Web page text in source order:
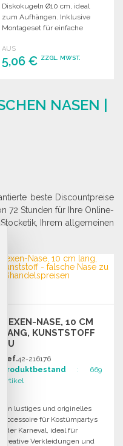
Diskokugeln Ø10 cm, ideal
zum Aufhängen. Inklusive
Montageset für einfache
AUS
5,06 € ZZGL. MWST.
Angebot anfordern
NASEN |
beste Discountpreise
72 Stunden für Ihre Online-
Ihrem allgemeinen
HEXEN-NASE, 10 CM
LANG, KUNSTSTOFF
ZU
GROSSHANDELSPREISEN
Ref.42-216176
Produktbestand : 669
Artikel
Ein lustiges und originelles
Accessoire für Kostümpartys
oder Karneval, ideal für
kreative Verkleidungen und